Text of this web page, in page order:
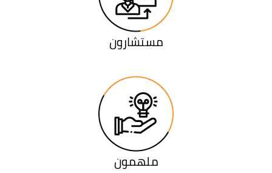
مستشارون
ملهمون